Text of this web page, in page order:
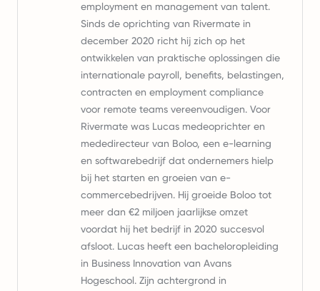
employment en management van talent.
Sinds de oprichting van Rivermate in
december 2020 richt hij zich op het
ontwikkelen van praktische oplossingen die
internationale payroll, benefits, belastingen,
contracten en employment compliance
voor remote teams vereenvoudigen. Voor
Rivermate was Lucas medeoprichter en
mededirecteur van Boloo, een e-learning
en softwarebedrijf dat ondernemers hielp
bij het starten en groeien van e-
commercebedrijven. Hij groeide Boloo tot
meer dan €2 miljoen jaarlijkse omzet
voordat hij het bedrijf in 2020 succesvol
afsloot. Lucas heeft een bacheloropleiding
in Business Innovation van Avans
Hogeschool. Zijn achtergrond in